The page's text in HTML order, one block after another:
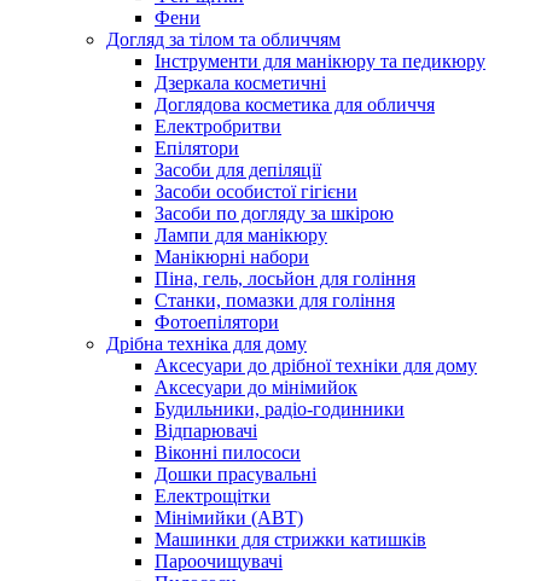
Фени
Догляд за тілом та обличчям
Інструменти для манікюру та педикюру
Дзеркала косметичні
Доглядова косметика для обличчя
Електробритви
Епілятори
Засоби для депіляції
Засоби особистої гігієни
Засоби по догляду за шкірою
Лампи для манікюру
Манікюрні набори
Піна, гель, лосьйон для гоління
Станки, помазки для гоління
Фотоепілятори
Дрібна техніка для дому
Аксесуари до дрібної техніки для дому
Аксесуари до мінімийок
Будильники, радіо-годинники
Відпарювачі
Віконні пилососи
Дошки прасувальні
Електрощітки
Мінімийки (АВТ)
Машинки для стрижки катишків
Пароочищувачі